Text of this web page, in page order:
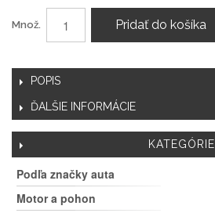
Množ. Pridať do košíka
POPIS
ĎALŠIE INFORMÁCIE
KATEGÓRIE
Podľa značky auta
Motor a pohon